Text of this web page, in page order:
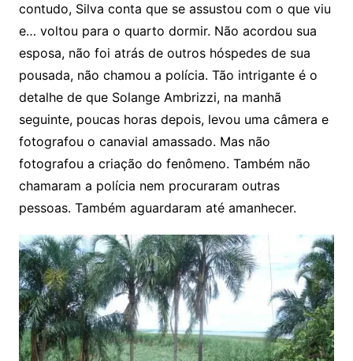
contudo, Silva conta que se assustou com o que viu
e… voltou para o quarto dormir. Não acordou sua
esposa, não foi atrás de outros hóspedes de sua
pousada, não chamou a polícia. Tão intrigante é o
detalhe de que Solange Ambrizzi, na manhã
seguinte, poucas horas depois, levou uma câmera e
fotografou o canavial amassado. Mas não
fotografou a criação do fenômeno. Também não
chamaram a polícia nem procuraram outras
pessoas. Também aguardaram até amanhecer.